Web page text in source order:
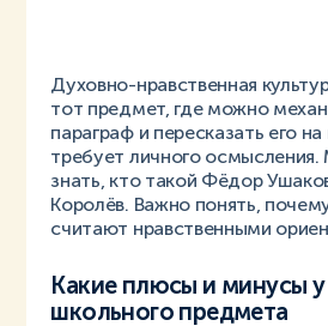
Духовно-нравственная
тот предмет, где можно
параграф и пересказать его
требует личного
знать, кто такой Фёдор
Королёв. Важно понять,
считают нравственными
Какие плюсы и минусы у
школьного предмета